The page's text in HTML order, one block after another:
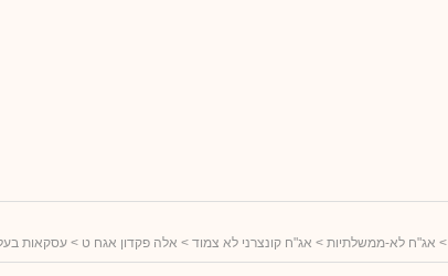
> אג"ח לא-ממשלתיות > אג"ח קונצרני לא צמוד > אלה פקדון אגח ט > עסקאות